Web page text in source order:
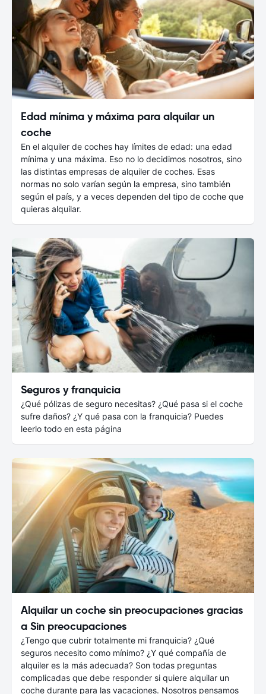
Edad mínima y máxima para alquilar un
coche
En el alquiler de coches hay límites de edad: una edad
mínima y una máxima. Eso no lo decidimos nosotros, sino
las distintas empresas de alquiler de coches. Esas
normas no solo varían según la empresa, sino también
según el país, y a veces dependen del tipo de coche que
quieras alquilar.
Seguros y franquicia
¿Qué pólizas de seguro necesitas? ¿Qué pasa si el coche
sufre daños? ¿Y qué pasa con la franquicia? Puedes
leerlo todo en esta página
Alquilar un coche sin preocupaciones gracias
a Sin preocupaciones
¿Tengo que cubrir totalmente mi franquicia? ¿Qué
seguros necesito como mínimo? ¿Y qué compañía de
alquiler es la más adecuada? Son todas preguntas
complicadas que debe responder si quiere alquilar un
coche durante para las vacaciones. Nosotros pensamos